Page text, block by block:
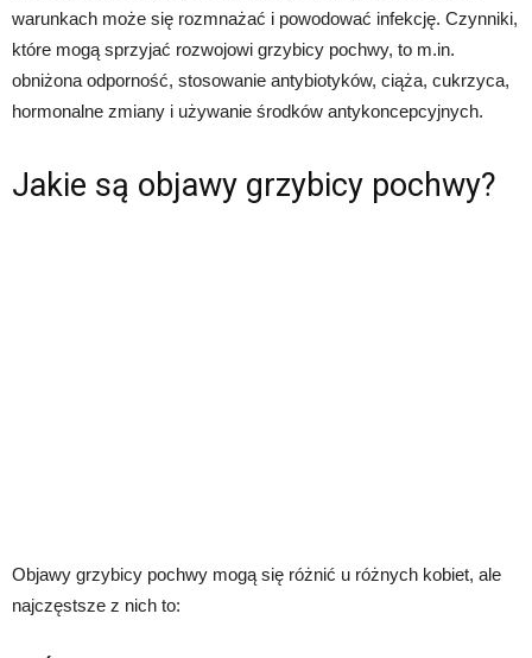
warunkach może się rozmnażać i powodować infekcję. Czynniki,
które mogą sprzyjać rozwojowi grzybicy pochwy, to m.in.
obniżona odporność, stosowanie antybiotyków, ciąża, cukrzyca,
hormonalne zmiany i używanie środków antykoncepcyjnych.
Jakie są objawy grzybicy pochwy?
Objawy grzybicy pochwy mogą się różnić u różnych kobiet, ale
najczęstsze z nich to: